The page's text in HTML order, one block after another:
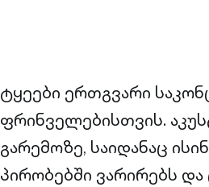
ტყეები ერთგვარი
ფრინველებისთვის.
გარემოზე, საიდანაც
პირობებში ვარირებს